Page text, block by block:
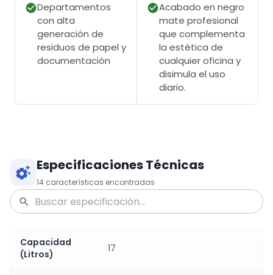
Departamentos
con alta
generación de
residuos de papel y
documentación
Acabado en negro
mate profesional
que complementa
la estética de
cualquier oficina y
disimula el uso
diario.
Especificaciones Técnicas
14 características encontradas
Capacidad
(Litros)
17